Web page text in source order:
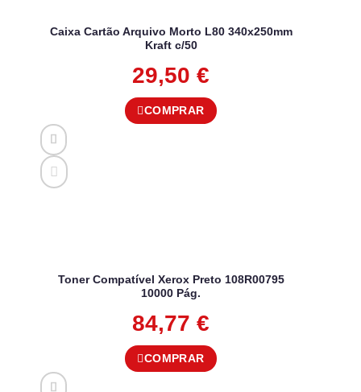
Caixa Cartão Arquivo Morto L80 340x250mm
Kraft c/50
29,50 €
COMPRAR
Toner Compatível Xerox Preto 108R00795
10000 Pág.
84,77 €
COMPRAR